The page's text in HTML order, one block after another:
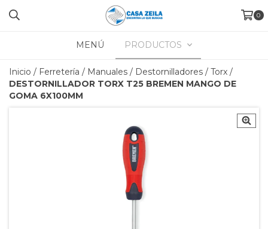
0
MENÚ PRODUCTOS
Inicio / Ferretería / Manuales / Destornilladores / Torx /
DESTORNILLADOR TORX T25 BREMEN MANGO DE
GOMA 6X100MM